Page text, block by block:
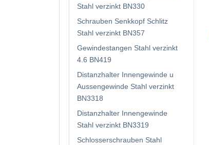
Stahl verzinkt BN330
Schrauben Senkkopf Schlitz
Stahl verzinkt BN357
Gewindestangen Stahl verzinkt
4.6 BN419
Distanzhalter Innengewinde u
Aussengewinde Stahl verzinkt
BN3318
Distanzhalter Innengewinde
Stahl verzinkt BN3319
Schlosserschrauben Stahl